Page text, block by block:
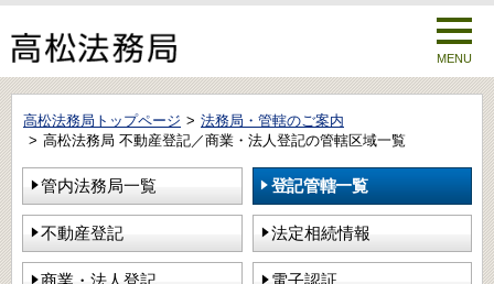
MENU
高松法務局トップページ
法務局・管轄のご案内
高松法務局 不動産登記／商業・法人登記の管轄区域一覧
管内法務局一覧 登記管轄一覧
不動産登記 法定相続情報
商業・法人登記 電子認証